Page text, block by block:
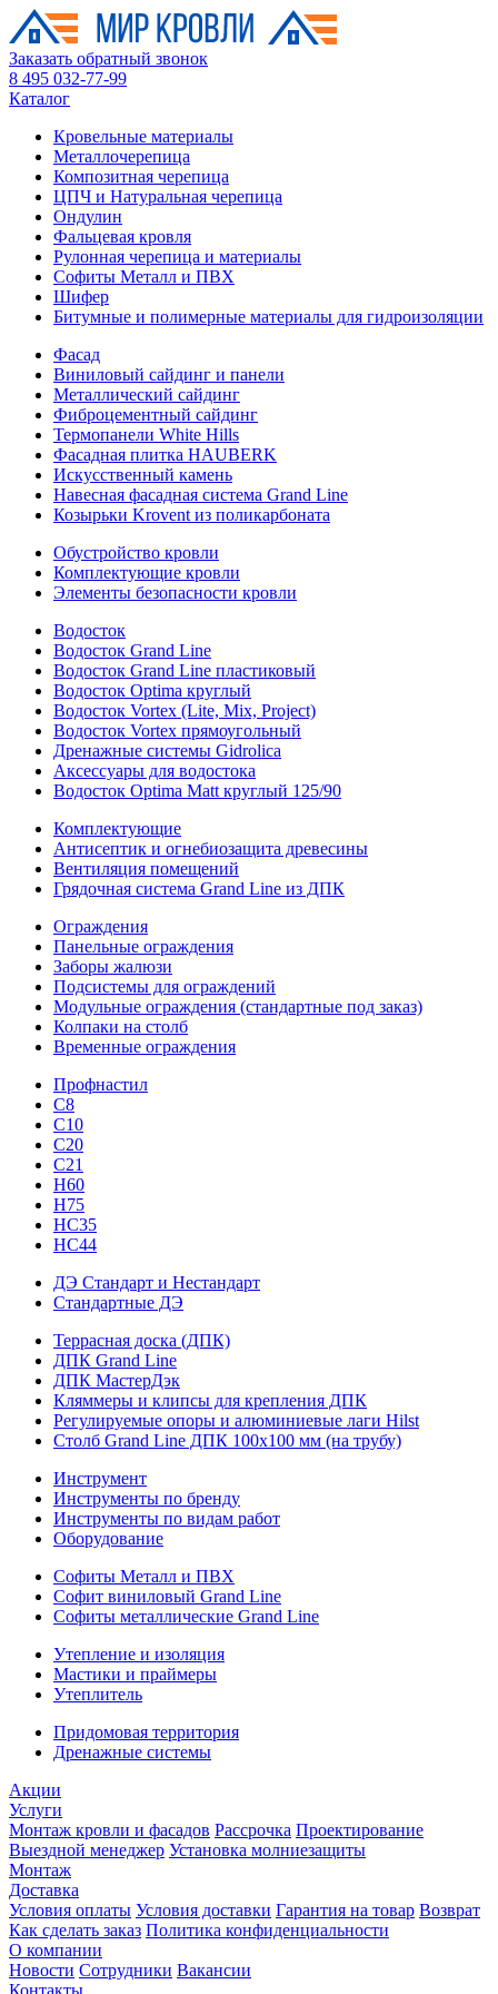
Заказать обратный звонок
8 495 032-77-99
Каталог
Кровельные материалы
Металлочерепица
Композитная черепица
ЦПЧ и Натуральная черепица
Ондулин
Фальцевая кровля
Рулонная черепица и материалы
Софиты Металл и ПВХ
Шифер
Битумные и полимерные материалы для гидроизоляции
Фасад
Виниловый сайдинг и панели
Металлический сайдинг
Фиброцементный сайдинг
Термопанели White Hills
Фасадная плитка HAUBERK
Искусственный камень
Навесная фасадная система Grand Line
Козырьки Krovent из поликарбоната
Обустройство кровли
Комплектующие кровли
Элементы безопасности кровли
Водосток
Водосток Grand Line
Водосток Grand Line пластиковый
Водосток Optima круглый
Водосток Vortex (Lite, Mix, Project)
Водосток Vortex прямоугольный
Дренажные системы Gidrolica
Аксессуары для водостока
Водосток Optima Matt круглый 125/90
Комплектующие
Антисептик и огнебиозащита древесины
Вентиляция помещений
Грядочная система Grand Line из ДПК
Ограждения
Панельные ограждения
Заборы жалюзи
Подсистемы для ограждений
Модульные ограждения (стандартные под заказ)
Колпаки на столб
Временные ограждения
Профнастил
С8
С10
С20
С21
H60
H75
HС35
НС44
ДЭ Стандарт и Нестандарт
Стандартные ДЭ
Террасная доска (ДПК)
ДПК Grand Line
ДПК МастерДэк
Кляммеры и клипсы для крепления ДПК
Регулируемые опоры и алюминиевые лаги Hilst
Столб Grand Line ДПК 100х100 мм (на трубу)
Инструмент
Инструменты по бренду
Инструменты по видам работ
Оборудование
Софиты Металл и ПВХ
Софит виниловый Grand Line
Софиты металлические Grand Line
Утепление и изоляция
Мастики и праймеры
Утеплитель
Придомовая территория
Дренажные системы
Акции
Услуги
Монтаж кровли и фасадов Рассрочка Проектирование
Выездной менеджер Установка молниезащиты
Монтаж
Доставка
Условия оплаты Условия доставки Гарантия на товар Возврат
Как сделать заказ Политика конфиденциальности
О компании
Новости Сотрудники Вакансии
Контакты